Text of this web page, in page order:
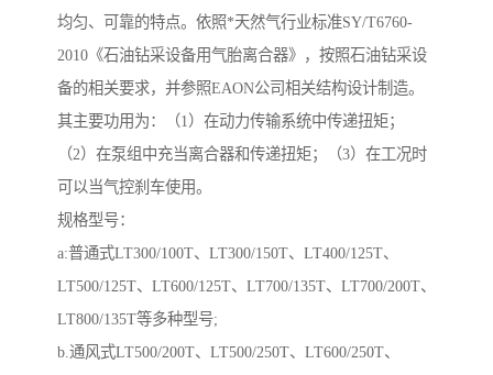
均匀、可靠的特点。依照*天然气行业标准SY/T6760-
2010《石油钻采设备用气胎离合器》，按照石油钻采设
备的相关要求，并参照EAON公司相关结构设计制造。
其主要功用为：（1）在动力传输系统中传递扭矩；
（2）在泵组中充当离合器和传递扭矩；（3）在工况时
可以当气控刹车使用。
规格型号：
a:普通式LT300/100T、LT300/150T、LT400/125T、
LT500/125T、LT600/125T、LT700/135T、LT700/200T、
LT800/135T等多种型号;
b.通风式LT500/200T、LT500/250T、LT600/250T、